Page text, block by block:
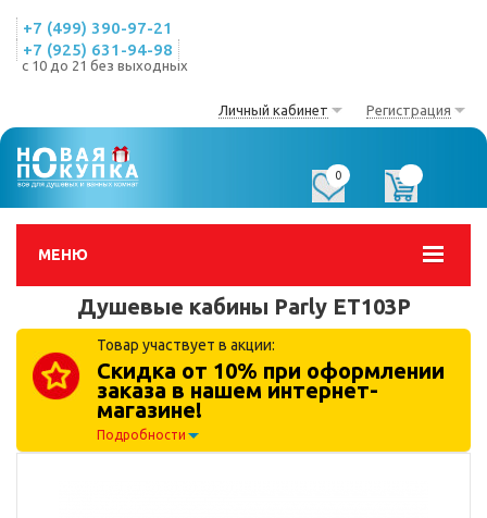
+7 (499) 390-97-21
+7 (925) 631-94-98
с 10 до 21 без выходных
Личный кабинет Регистрация
МЕНЮ
0
Душевые кабины Parly ET103P
Товар участвует в акции:
Скидка от 10% при оформлении
заказа в нашем интернет-
магазине!
Подробности